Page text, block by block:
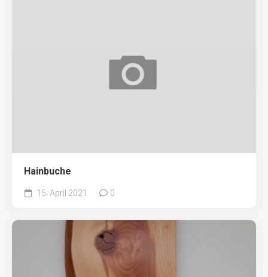
Hainbuche
15. April 2021 0